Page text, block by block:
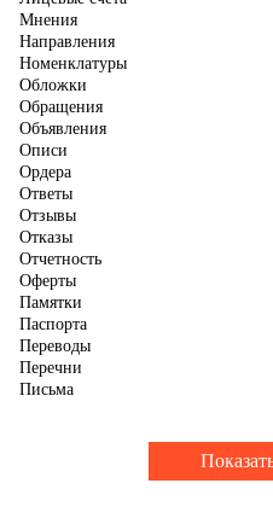
Мнения
Направления
Номенклатуры
Обложки
Обращения
Объявления
Описи
Ордера
Ответы
Отзывы
Отказы
Отчетность
Оферты
Памятки
Паспорта
Переводы
Перечни
Письма